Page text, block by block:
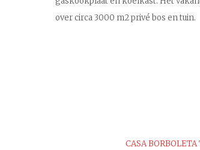
over circa 3000 m2 privé bos en tuin.
CASA BORBOLETA